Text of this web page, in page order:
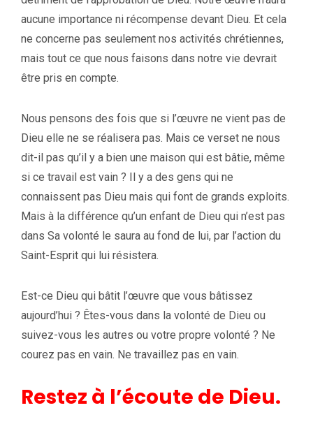
aucune importance ni récompense devant Dieu. Et cela
ne concerne pas seulement nos activités chrétiennes,
mais tout ce que nous faisons dans notre vie devrait
être pris en compte.
Nous pensons des fois que si l’œuvre ne vient pas de
Dieu elle ne se réalisera pas. Mais ce verset ne nous
dit-il pas qu’il y a bien une maison qui est bâtie, même
si ce travail est vain ? Il y a des gens qui ne
connaissent pas Dieu mais qui font de grands exploits.
Mais à la différence qu’un enfant de Dieu qui n’est pas
dans Sa volonté le saura au fond de lui, par l’action du
Saint-Esprit qui lui résistera.
Est-ce Dieu qui bâtit l’œuvre que vous bâtissez
aujourd’hui ? Êtes-vous dans la volonté de Dieu ou
suivez-vous les autres ou votre propre volonté ? Ne
courez pas en vain. Ne travaillez pas en vain.
Restez à l’écoute de Dieu.